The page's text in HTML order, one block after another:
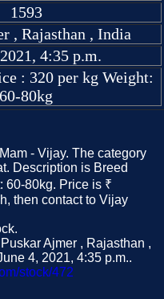
1593
, Rajasthan , India
4:35 p.m.
: 320 per kg Weight:
60-80kg
- Vijay. The category
Description is Breed
60-80kg. Price is ₹
then contact to Vijay
Ajmer , Rajasthan ,
4, 2021, 4:35 p.m..
stock/472